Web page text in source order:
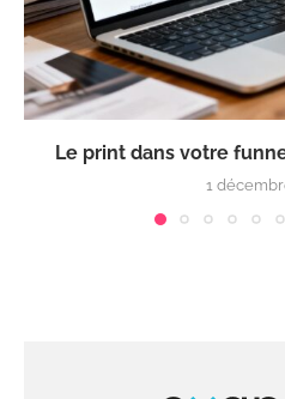
Le print dans votre
1